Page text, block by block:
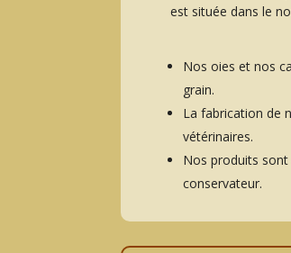
est située dans le
Nos oies et nos
grain.
La fabrication de
vétérinaires.
Nos produits
conservateur.